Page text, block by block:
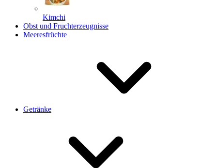
Kimchi
Obst und Fruchterzeugnisse
Meeresfrüchte
Getränke